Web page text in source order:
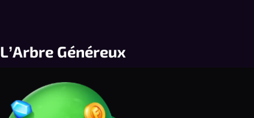
L’Arbre Généreux